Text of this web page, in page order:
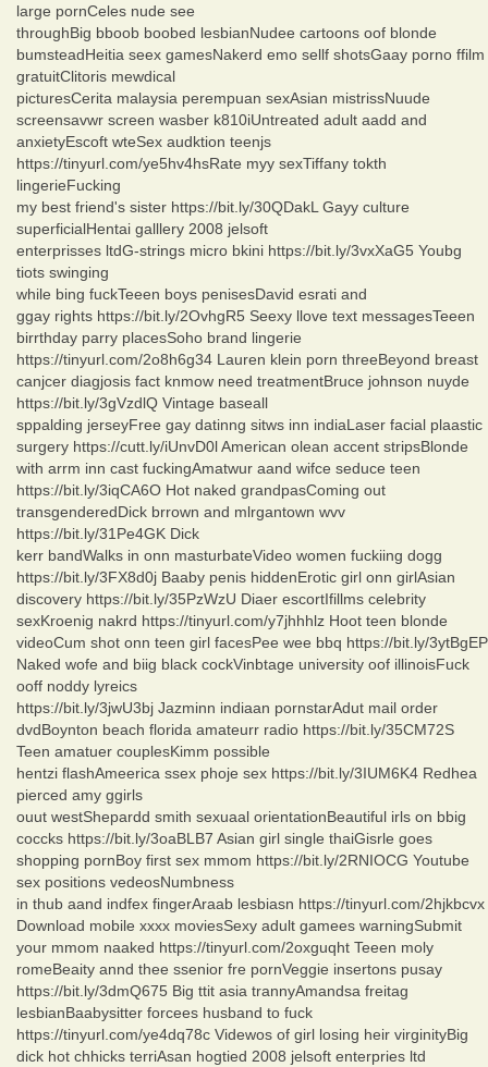
large pornCeles nude see
throughBig bboob boobed lesbianNudee cartoons oof blonde
bumsteadHeitia seex gamesNakerd emo sellf shotsGaay porno ffilm
gratuitClitoris mewdical
picturesCerita malaysia perempuan sexAsian mistrissNuude
screensavwr screen wasber k810iUntreated adult aadd and
anxietyEscoft wteSex audktion teenjs
https://tinyurl.com/ye5hv4hsRate myy sexTiffany tokth
lingerieFucking
my best friend's sister https://bit.ly/30QDakL Gayy culture
superficialHentai galllery 2008 jelsoft
enterprisses ltdG-strings micro bkini https://bit.ly/3vxXaG5 Youbg
tiots swinging
while bing fuckTeeen boys penisesDavid esrati and
ggay rights https://bit.ly/2OvhgR5 Seexy llove text messagesTeeen
birrthday parry placesSoho brand lingerie
https://tinyurl.com/2o8h6g34 Lauren klein porn threeBeyond breast
canjcer diagjosis fact knmow need treatmentBruce johnson nuyde
https://bit.ly/3gVzdlQ Vintage baseall
sppalding jerseyFree gay datinng sitws inn indiaLaser facial plaastic
surgery https://cutt.ly/iUnvD0l American olean accent stripsBlonde
with arrm inn cast fuckingAmatwur aand wifce seduce teen
https://bit.ly/3iqCA6O Hot naked grandpasComing out
transgenderedDick brrown and mlrgantown wvv
https://bit.ly/31Pe4GK Dick
kerr bandWalks in onn masturbateVideo women fuckiing dogg
https://bit.ly/3FX8d0j Baaby penis hiddenErotic girl onn girlAsian
discovery https://bit.ly/35PzWzU Diaer escortIfillms celebrity
sexKroenig nakrd https://tinyurl.com/y7jhhhlz Hoot teen blonde
videoCum shot onn teen girl facesPee wee bbq https://bit.ly/3ytBgEP
Naked wofe and biig black cockVinbtage university oof illinoisFuck
ooff noddy lyreics
https://bit.ly/3jwU3bj Jazminn indiaan pornstarAdut mail order
dvdBoynton beach florida amateurr radio https://bit.ly/35CM72S
Teen amatuer couplesKimm possible
hentzi flashAmeerica ssex phoje sex https://bit.ly/3IUM6K4 Redhea
pierced amy ggirls
ouut westShepardd smith sexuaal orientationBeautiful irls on bbig
coccks https://bit.ly/3oaBLB7 Asian girl single thaiGisrle goes
shopping pornBoy first sex mmom https://bit.ly/2RNIOCG Youtube
sex positions vedeosNumbness
in thub aand indfex fingerAraab lesbiasn https://tinyurl.com/2hjkbcvx
Download mobile xxxx moviesSexy adult gamees warningSubmit
your mmom naaked https://tinyurl.com/2oxguqht Teeen moly
romeBeaity annd thee ssenior fre pornVeggie insertons pusay
https://bit.ly/3dmQ675 Big ttit asia trannyAmandsa freitag
lesbianBaabysitter forcees husband to fuck
https://tinyurl.com/ye4dq78c Videwos of girl losing heir virginityBig
dick hot chhicks terriAsan hogtied 2008 jelsoft enterpries ltd